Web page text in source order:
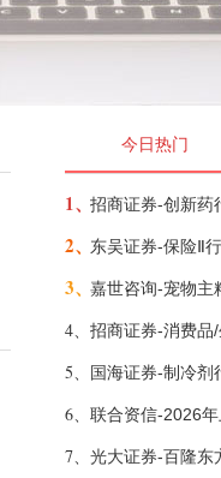
今日热门
1、
2、
3、嘉世咨询-宠物主
4、
5、
6、
7、